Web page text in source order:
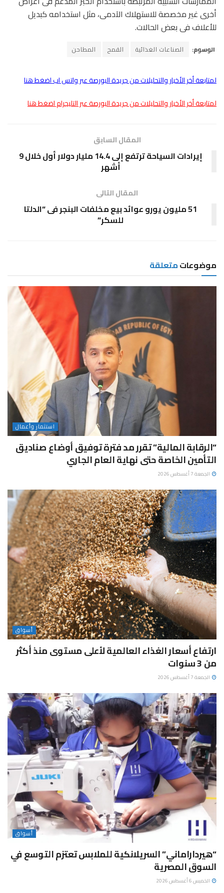
أخرى غير مخصصة للاستهلاك الآدمى، مثل استخدامه كبديل
للأعلاف فى بعض الحالات.
الوسوم: الصناعات الغذائية القمح المطاحن
لمتابعة أخر الأخبار والتحليلات من جريدة البورصة عبر واتس اب اضغط هنا
لمتابعة أخر الأخبار والتحليلات من جريدة البورصة عبر التليجرام اضغط هنا
المقال السابق
إيرادات السياحة ترتفع إلى 14.4 مليار دولار أول خلال 9
أشهر
المقال التالى
51 مليون يورو عوائد بيع مخلفات البنجر فى “الدلتا
للسكر”
موضوعاتمتعلقة
استثمار وأعمال
“الرقابة المالية” تقرر مد فترة توفيق أوضاع صناديق
التأمين الخاصة حتى نهاية العام الجاري
الجمعة 7 أغسطس 2026
أسواق
ارتفاع أسعار الغذاء العالمية لأعلى مستوى منذ أكثر
من 3 سنوات
الجمعة 7 أغسطس 2026
أسواق
“هيرداراماني” السريلانكية للملابس تعتزم التوسع في
السوق المصرية
الخميس 6 أغسطس 2026